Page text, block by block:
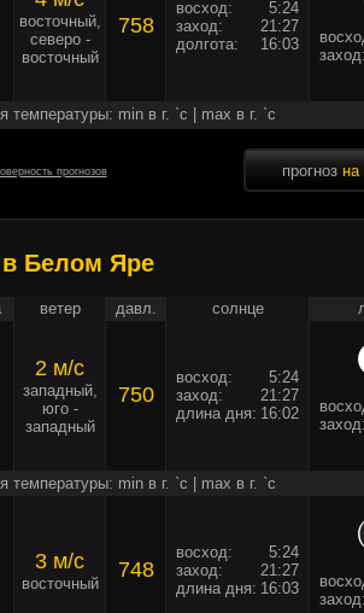
восточный,
северо -
восточный
758
восход:
5:24
заход:
21:27
долгота:
16:03
заход:
температуры: min в г. `c | max в г. `c
прогнозов прогноз на
Белом Яре
ветер давл. солнце
2 м/c
западный,
юго -
западный
750
восход:
5:24
заход:
21:27
длина дня: 16:02
заход:
температуры: min в г. `c | max в г. `c
3 м/c
восточный
748
восход:
5:24
заход:
21:27
длина дня: 16:03
заход: